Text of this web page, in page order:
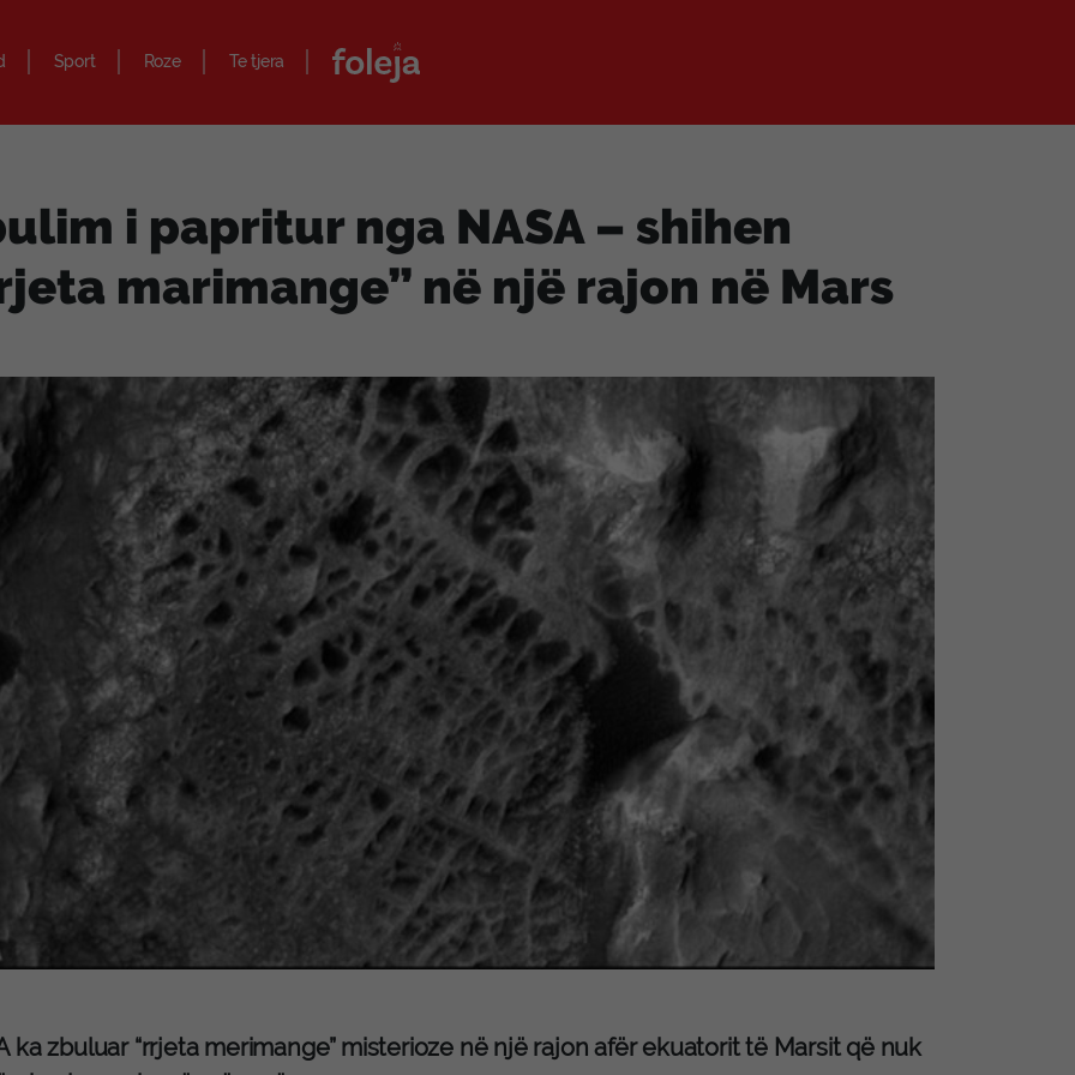
Sport Roze Te tjera
i papritur nga NASA – shihen
marimange” në një rajon në Mars
ka zbuluar “rrjeta merimange” misterioze në një rajon afër ekuatorit të Marsit që nuk